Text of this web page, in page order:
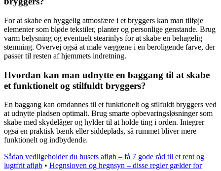
For at skabe en hyggelig atmosfære i et bryggers kan man tilføje
elementer som bløde tekstiler, planter og personlige genstande. Brug
varm belysning og eventuelt stearinlys for at skabe en behagelig
stemning. Overvej også at male væggene i en beroligende farve, der
passer til resten af hjemmets indretning.
Hvordan kan man udnytte en baggang til at skabe
et funktionelt og stilfuldt bryggers?
En baggang kan omdannes til et funktionelt og stilfuldt bryggers ved
at udnytte pladsen optimalt. Brug smarte opbevaringsløsninger som
skabe med skydelåger og hylder til at holde ting i orden. Integrer
også en praktisk bænk eller siddeplads, så rummet bliver mere
funktionelt og indbydende.
Sådan vedligeholder du husets afløb – få 7 gode råd til et rent og
lugtfrit afløb • Hegnsloven og hegnsyn – disse regler gælder for